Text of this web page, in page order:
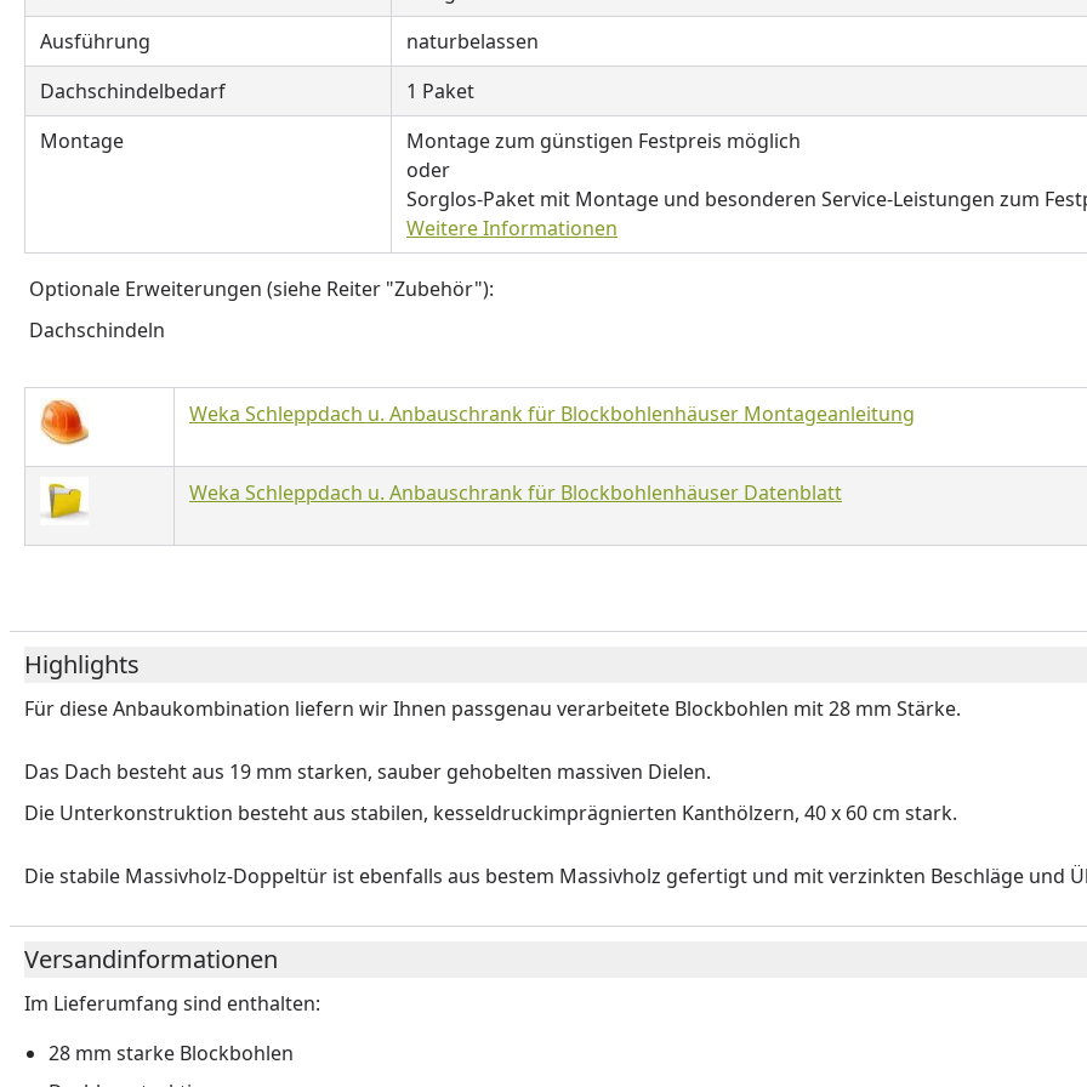
Ausführung
naturbelassen
Dachschindelbedarf
1 Paket
Montage
Montage zum günstigen Festpreis möglich
oder
Sorglos-Paket mit Montage und besonderen Service-Leistungen zum
Weitere Informationen
Optionale Erweiterungen (siehe Reiter "Zubehör"):
Dachschindeln
Weka Schleppdach u. Anbauschrank für Blockbohlenhäuser Montageanleitung
Weka Schleppdach u. Anbauschrank für Blockbohlenhäuser Datenblatt
Highlights
Für diese Anbaukombination liefern wir Ihnen passgenau verarbeitete Blockbohlen mit 28 mm Stärke.
Das Dach besteht aus 19 mm starken, sauber gehobelten massiven Dielen.
Die Unterkonstruktion besteht aus stabilen, kesseldruckimprägnierten Kanthölzern, 40 x 60 cm stark.
Die stabile Massivholz-Doppeltür ist ebenfalls aus bestem Massivholz gefertigt und mit verzinkten Beschläge und
Versandinformationen
Im Lieferumfang sind enthalten:
28 mm starke Blockbohlen